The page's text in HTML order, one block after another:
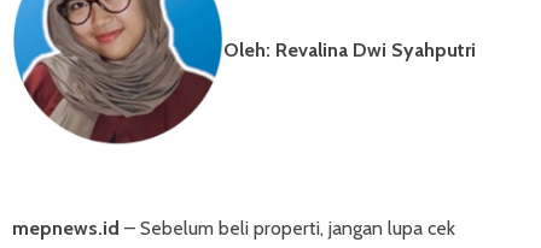
Oleh: Revalina Dwi Syahputri
mepnews.id – Sebelum beli properti, jangan lupa cek